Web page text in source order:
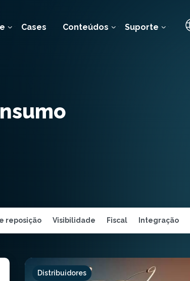
Cases Conteúdos Suporte
reposição Visibilidade Fiscal Integração
Distribuidores